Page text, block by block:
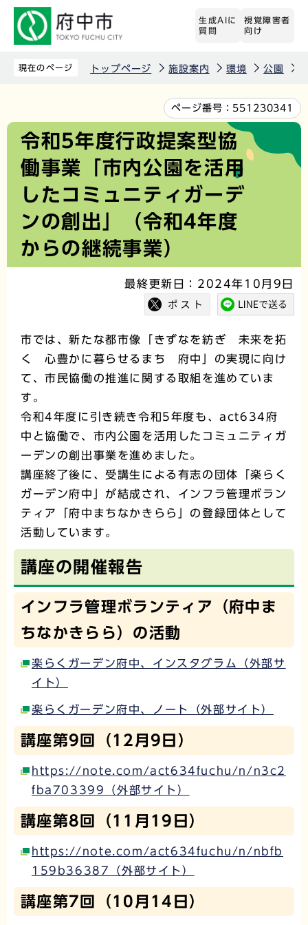
先
生成AIに
質問
視覚障害者
向け
現在のページ トップページ 施設案内 環境 公園
文
ページ番号： 551230341
令和5年度行政提案型協
働事業「市内公園を活用
したコミュニティガーデ
ンの創出」（令和4年度
からの継続事業）
最終更新日：2024年10月9日
市では、新たな都市像「きずなを紡ぎ 未来を拓
く 心豊かに暮らせるまち 府中」の実現に向け
て、市民協働の推進に関する取組を進めていま
す。
令和4年度に引き続き令和5年度も、act634府
中と協働で、市内公園を活用したコミュニティガ
ーデンの創出事業を進めました。
講座終了後に、受講生による有志の団体「楽らく
ガーデン府中」が結成され、インフラ管理ボラン
ティア「府中まちなかきらら」の登録団体として
活動しています。
講座の開催報告
インフラ管理ボランティア（府中ま
ちなかきらら）の活動
楽らくガーデン府中、インスタグラム（外部サ
イト）
楽らくガーデン府中、ノート（外部サイト）
講座第9回（12月9日）
https://note.com/act634fuchu/n/n3c2
fba703399（外部サイト）
講座第8回（11月19日）
https://note.com/act634fuchu/n/nbfb
159b36387（外部サイト）
講座第7回（10月14日）